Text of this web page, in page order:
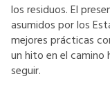
los residuos. El
asumidos por los
mejores prácticas
un hito en el camino
seguir.